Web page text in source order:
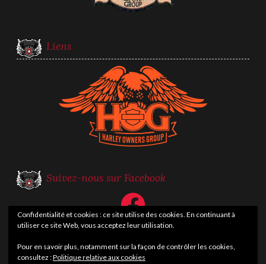
Liens
Suivez-nous sur Facebook
Facebook
Confidentialité et cookies : ce site utilise des cookies. En continuant à
utiliser ce site Web, vous acceptez leur utilisation.
Pour en savoir plus, notamment sur la façon de contrôler les cookies,
consultez :Politique relative aux cookies